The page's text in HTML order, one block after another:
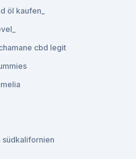
öl kaufen_
cbd legit
südkalifornien